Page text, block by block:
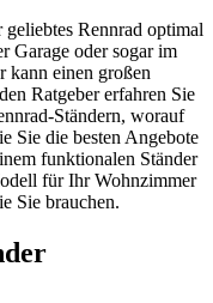
Rennrad optimal
Garage oder sogar im
kann einen großen
Ratgeber erfahren Sie
Ständern, worauf
Sie die besten Angebote
funktionalen Ständer
für Ihr Wohnzimmer
Sie brauchen.